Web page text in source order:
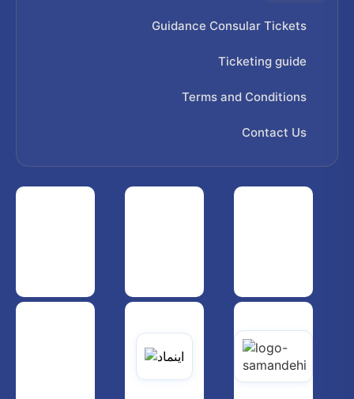
Guidance Consular Tickets
Ticketing guide
Terms and Conditions
Contact Us